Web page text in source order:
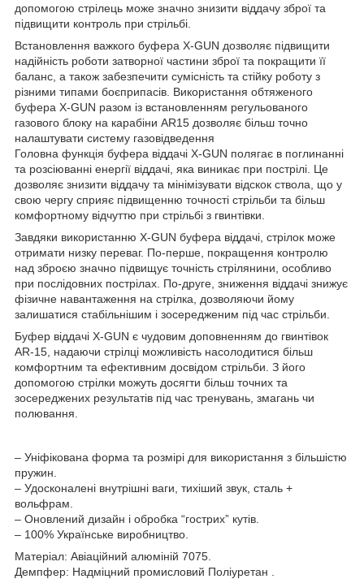
допомогою стрілець може значно знизити віддачу зброї та
підвищити контроль при стрільбі.
Встановлення важкого буфера X-GUN дозволяє підвищити
надійність роботи затворної частини зброї та покращити її
баланс, а також забезпечити сумісність та стійку роботу з
різними типами боєприпасів. Використання обтяженого
буфера X-GUN разом із встановленням регульованого
газового блоку на карабіни AR15 дозволяє більш точно
налаштувати систему газовідведення
Головна функція буфера віддачі X-GUN полягає в поглинанні
та розсіюванні енергії віддачі, яка виникає при пострілі. Це
дозволяє знизити віддачу та мінімізувати відскок ствола, що у
свою чергу сприяє підвищенню точності стрільби та більш
комфортному відчуттю при стрільбі з гвинтівки.
Завдяки використанню X-GUN буфера віддачі, стрілок може
отримати низку переваг. По-перше, покращення контролю
над зброєю значно підвищує точність стрілянини, особливо
при послідовних пострілах. По-друге, зниження віддачі знижує
фізичне навантаження на стрілка, дозволяючи йому
залишатися стабільнішим і зосередженим під час стрільби.
Буфер віддачі X-GUN є чудовим доповненням до гвинтівок
AR-15, надаючи стрілці можливість насолодитися більш
комфортним та ефективним досвідом стрільби. З його
допомогою стрілки можуть досягти більш точних та
зосереджених результатів під час тренувань, змагань чи
полювання.
– Уніфікована форма та розмірі для використання з більшістю
пружин.
– Удосконалені внутрішні ваги, тихіший звук, сталь +
вольфрам.
– Оновлений дизайн і обробка “гострих” кутів.
– 100% Українське виробництво.
Матеріал: Авіаційний алюміній 7075.
Демпфер: Надміцний промисловий Поліуретан .